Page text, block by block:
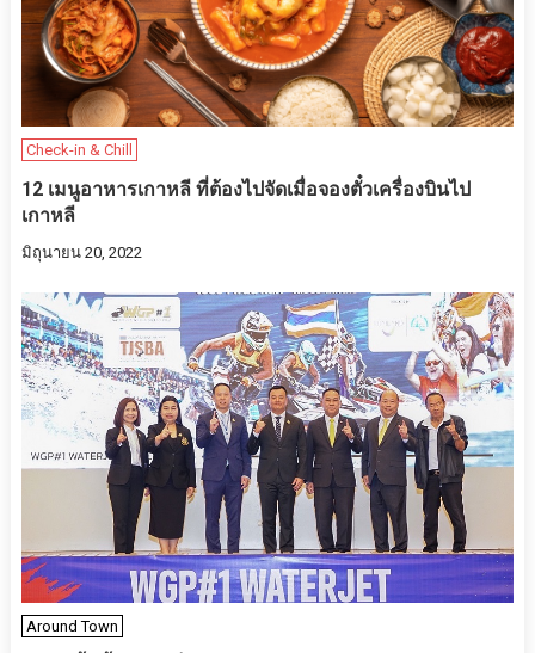
Check-in & Chill
12 เมนูอาหารเกาหลี ที่ต้องไปจัดเมื่อจองตั๋วเครื่องบินไป
เกาหลี
มิถุนายน 20, 2022
Around Town